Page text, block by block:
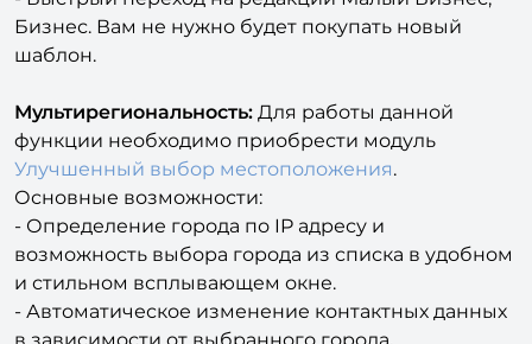
шаблон.
функции необходимо приобрести модуль
Улучшенный выбор местоположения
Основные возможности:
- Определение города по IP адресу и
возможность выбора города из списка в удобном
и стильном всплывающем окне.
- Автоматическое изменение контактных данных
в зависимости от выбранного города.
- Автоматическое изменение цен в зависимости